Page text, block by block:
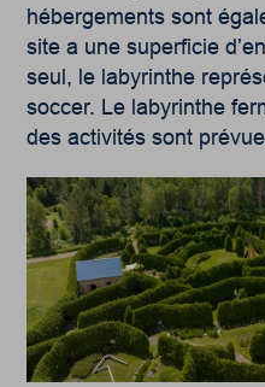
hébergements sont
site a une superficie
seul, le labyrinthe
soccer. Le labyrinthe
des activités sont